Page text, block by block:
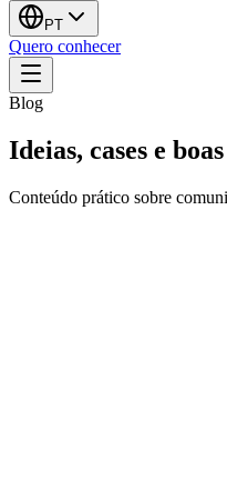
PT
Quero conhecer
Blog
Ideias, cases e
Conteúdo prático sobre